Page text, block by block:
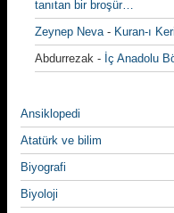
tanıtan bir broşür…
Zeynep Neva- Kuran-ı
Abdurrezak - İç Anadolu
Ansiklopedi
Atatürk ve bilim
Biyografi
Biyoloji